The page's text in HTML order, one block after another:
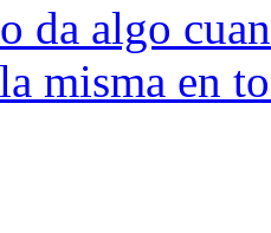
da algo
misma en